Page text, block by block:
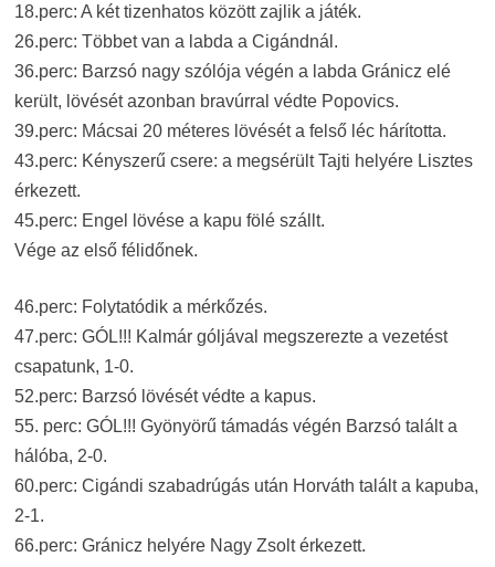
18.perc: A két tizenhatos között zajlik a játék.
26.perc: Többet van a labda a Cigándnál.
36.perc: Barzsó nagy szólója végén a labda Gránicz elé
került, lövését azonban bravúrral védte Popovics.
39.perc: Mácsai 20 méteres lövését a felső léc hárította.
43.perc: Kényszerű csere: a megsérült Tajti helyére Lisztes
érkezett.
45.perc: Engel lövése a kapu fölé szállt.
Vége az első félidőnek.
46.perc: Folytatódik a mérkőzés.
47.perc: GÓL!!! Kalmár góljával megszerezte a vezetést
csapatunk, 1-0.
52.perc: Barzsó lövését védte a kapus.
55. perc: GÓL!!! Gyönyörű támadás végén Barzsó talált a
hálóba, 2-0.
60.perc: Cigándi szabadrúgás után Horváth talált a kapuba,
2-1.
66.perc: Gránicz helyére Nagy Zsolt érkezett.